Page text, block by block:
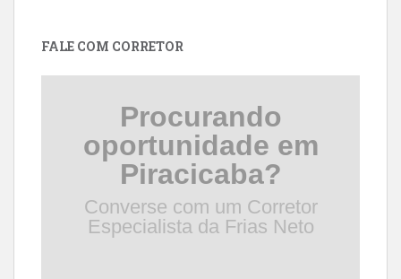
FALE COM CORRETOR
Procurando
oportunidade em
Piracicaba?
Converse com um Corretor
Especialista da Frias Neto